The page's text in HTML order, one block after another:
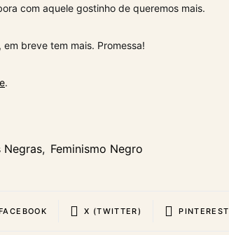
com aquele gostinho de queremos mais.
breve tem mais. Promessa!
.
Negras, Feminismo Negro
X (TWITTER) PINTEREST